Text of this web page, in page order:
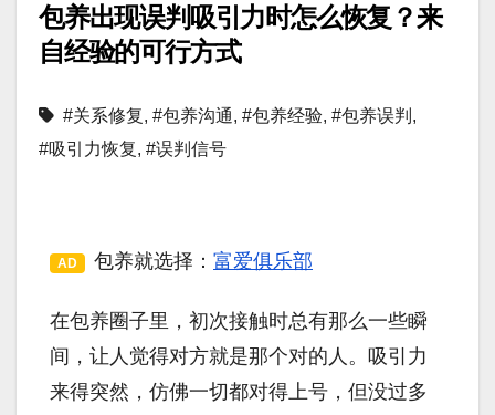
包养出现误判吸引力时怎么恢复？来
自经验的可行方式
#关系修复, #包养沟通, #包养经验, #包养误判 ,
#吸引力恢复, #误判信号
AD 包养就选择： 富爱俱乐部
在包养圈子里，初次接触时总有那么一些瞬
间，让人觉得对方就是那个对的人。吸引力
来得突然，仿佛一切都对得上号，但没过多